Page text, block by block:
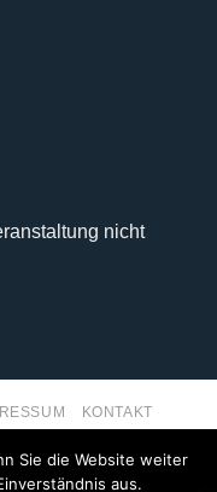
nicht
KONTAKT
Sie die Website weiter
aus.